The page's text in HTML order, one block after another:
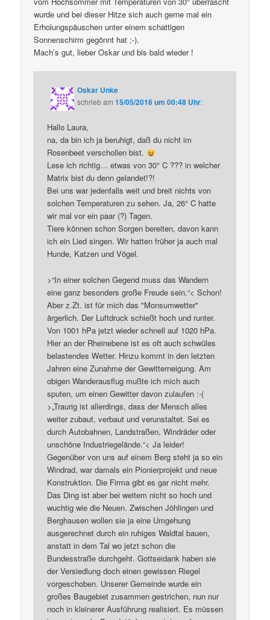
wurde und bei dieser Hitze sich auch gerne mal ein
Erholungspäuschen unter einem schattigen
Sonnenschirm gegönnt hat ;-).
Mach’s gut, lieber Oskar und bis bald wieder !
Oskar Unke
schriebam15/05/2016 um 00:48 Uhr:
Hallo Laura,
na, da bin ich ja beruhigt, daß du nicht im
Rosenbeet verschollen bist.
Lese ich richtig… etwas von 30° C ??? in welcher
Matrix bist du denn gelandet!?!
Bei uns war jedenfalls weit und breit nichts von
solchen Temperaturen zu sehen. Ja, 26° C hatte
wir mal vor ein paar (?) Tagen.
Tiere können schon Sorgen bereiten, davon kann
ich ein Lied singen. Wir hatten früher ja auch mal
Hunde, Katzen und Vögel.
>“In einer solchen Gegend muss das Wandern
eine ganz besonders große Freude sein.“< Schon!
Aber z.Zt. ist für mich das "Monsumwetter"
ärgerlich. Der Luftdruck schießt hoch und runter.
Von 1001 hPa jetzt wieder schnell auf 1020 hPa.
Hier an der Rheinebene ist es oft auch schwüles
belastendes Wetter. Hinzu kommt in den letzten
Jahren eine Zunahme der Gewitterneigung. Am
obigen Wanderausflug mußte ich mich auch
sputen, um einen Gewitter davon zulaufen :-(
>„Traurig ist allerdings, dass der Mensch alles
weiter zubaut, verbaut und verunstaltet. Sei es
durch Autobahnen, Landstraßen, Windräder oder
unschöne Industriegelände.“< Ja leider!
Gegenüber von uns auf einem Berg steht ja so ein
Windrad, war damals ein Pionierprojekt und neue
Konstruktion. Die Firma gibt es gar nicht mehr.
Das Ding ist aber bei weitem nicht so hoch und
wuchtig wie die Neuen. Zwischen Jöhlingen und
Berghausen wollen sie ja eine Umgehung
ausgerechnet durch ein ruhiges Waldtal bauen,
anstatt in dem Tal wo jetzt schon die
Bundesstraße durchgeht. Gottseidank haben sie
der Versiedlung doch einen gewissen Riegel
vorgeschoben. Unserer Gemeinde wurde ein
großes Baugebiet zusammen gestrichen, nun nur
noch in kleinerer Ausführung realisiert. Es müssen